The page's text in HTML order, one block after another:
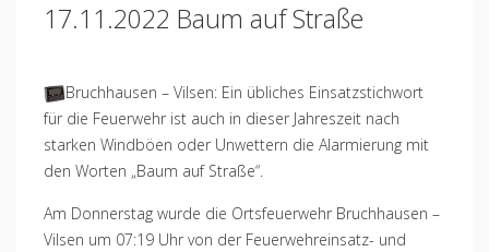
17.11.2022 Baum auf Straße
Bruchhausen – Vilsen: Ein übliches Einsatzstichwort
für die Feuerwehr ist auch in dieser Jahreszeit nach
starken Windböen oder Unwettern die Alarmierung mit
den Worten „Baum auf Straße“.
Am Donnerstag wurde die Ortsfeuerwehr Bruchhausen –
Vilsen um 07:19 Uhr von der Feuerwehreinsatz- und